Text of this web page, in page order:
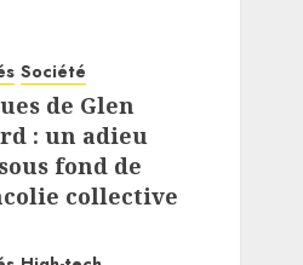
Société
de Glen
: un adieu
fond de
collective